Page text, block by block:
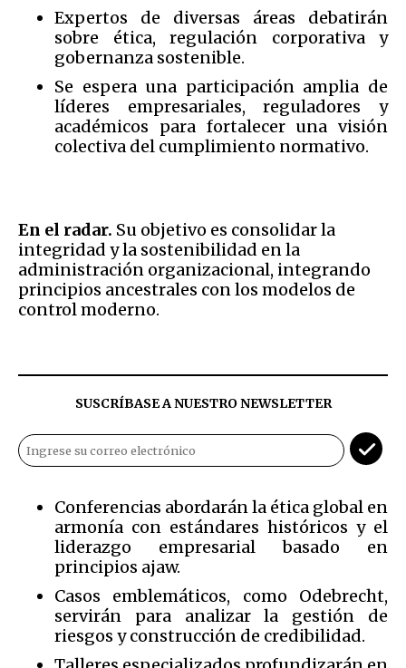
Expertos de diversas áreas debatirán
sobre ética, regulación corporativa y
gobernanza sostenible.
Se espera una participación amplia de
líderes empresariales, reguladores y
académicos para fortalecer una visión
colectiva del cumplimiento normativo.
En el radar. Su objetivo es consolidar la
integridad y la sostenibilidad en la
administración organizacional, integrando
principios ancestrales con los modelos de
control moderno.
SUSCRÍBASE A NUESTRO NEWSLETTER
Conferencias abordarán la ética global en
armonía con estándares históricos y el
liderazgo empresarial basado en
principios ajaw.
Casos emblemáticos, como Odebrecht,
servirán para analizar la gestión de
riesgos y construcción de credibilidad.